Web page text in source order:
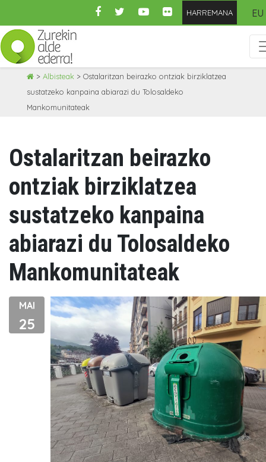
content
HARREMANA EU
> Albisteak > Ostalaritzan beirazko ontziak birziklatzea
sustatzeko kanpaina abiarazi du Tolosaldeko
Mankomunitateak
Ostalaritzan beirazko
ontziak birziklatzea
sustatzeko kanpaina
abiarazi du Tolosaldeko
Mankomunitateak
MAI
25